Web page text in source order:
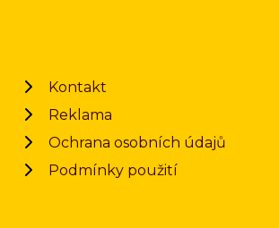
Kontakt
Reklama
Ochrana osobních údajů
Podmínky použití